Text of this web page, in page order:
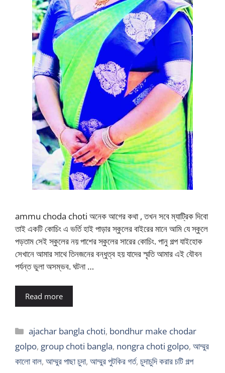
ammu choda choti অনেক আগের কথা , তখন সবে ম্যাট্রিক দিবো
তাই একটি কোচিং এ ভর্তি হাই পাড়ার স্কুলের বাইরের মানে আমি যে স্কুলে
পড়তাম সেই স্কুলের নয় পাশের স্কুলের সারের কোচিং. পানু গল্প যাইহোক
সেখানে আমার সাথে তিনজনের বন্ধুত্ব হয় যাদের স্মৃতি আমার এই যৌবন
পর্যন্ত ভুলা অসম্ভব. ঘটনা …
Read more
Categories
ajachar bangla choti, bondhur make chodar
golpo, group choti bangla, nongra choti golpo, আম্মুর
কালো বাল, আম্মুর পাছা চুদা, আম্মুর পুটকির গর্ত, চুদাচুদি করার চটি গল্প